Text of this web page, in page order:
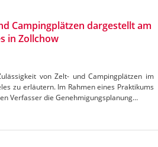
Campingplätzen dargestellt am
in Zollchow
von Zelt- und Campingplätzen im
zu erläutern. Im Rahmen eines Praktikums
Verfasser die Genehmigungsplanung…